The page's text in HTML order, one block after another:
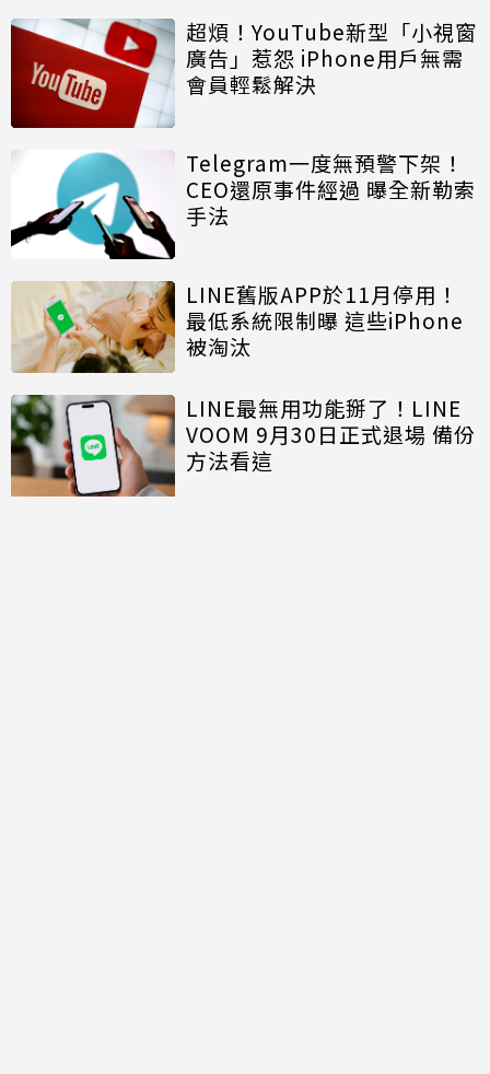
超煩！YouTube新型「小視窗
廣告」惹怨 iPhone用戶無需
會員輕鬆解決
Telegram一度無預警下架！
CEO還原事件經過 曝全新勒索
手法
LINE舊版APP於11月停用！
最低系統限制曝 這些iPhone
被淘汰
LINE最無用功能掰了！LINE
VOOM 9月30日正式退場 備份
方法看這